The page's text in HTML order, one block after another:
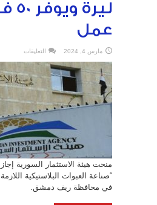
عمل
مارس 4, 2024 التعليقات
استثمار
لمشروع
جديد
بتكلفة
15
ليرة
ويوفر
50
فرصة
عمل
مغلقة
منحت هيئة الاستثمار السورية
“صناعة العبوات البلاستيكية
في محافظة ريف دمشق.